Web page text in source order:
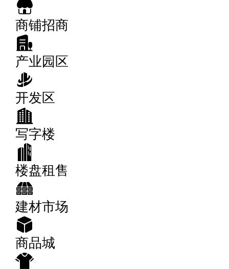
商铺招商
产业园区
开发区
写字楼
楼盘租售
建材市场
商品城